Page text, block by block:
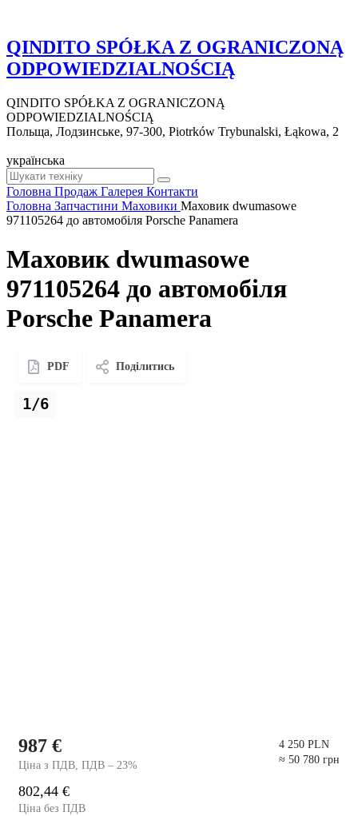
QINDITO SPÓŁKA Z OGRANICZONĄ
ODPOWIEDZIALNOŚCIĄ
QINDITO SPÓŁKA Z OGRANICZONĄ
ODPOWIEDZIALNOŚCIĄ
Польща, Лодзинське, 97-300, Piotrków Trybunalski, Łąkowa, 2
українська
Головна Продаж Галерея Контакти
Головна Запчастини Маховики Маховик dwumasowe
971105264 до автомобіля Porsche Panamera
Маховик dwumasowe
971105264 до автомобіля
Porsche Panamera
PDF Поділитись
1/6
987 €
Ціна з ПДВ, ПДВ – 23%
4 250 PLN
≈ 50 780 грн
802,44 €
Ціна без ПДВ